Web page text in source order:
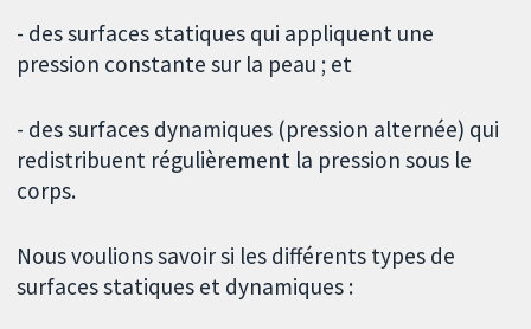
- des surfaces statiques qui appliquent une
pression constante sur la peau ; et
- des surfaces dynamiques (pression alternée) qui
redistribuent régulièrement la pression sous le
corps.
Nous voulions savoir si les différents types de
surfaces statiques et dynamiques :